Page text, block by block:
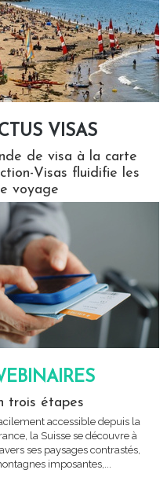
VISAS
de visa à la carte
Visas fluidifie les
voyage
trois étapes
accessible depuis la
la Suisse se découvre à
ses paysages contrastés,
imposantes,...